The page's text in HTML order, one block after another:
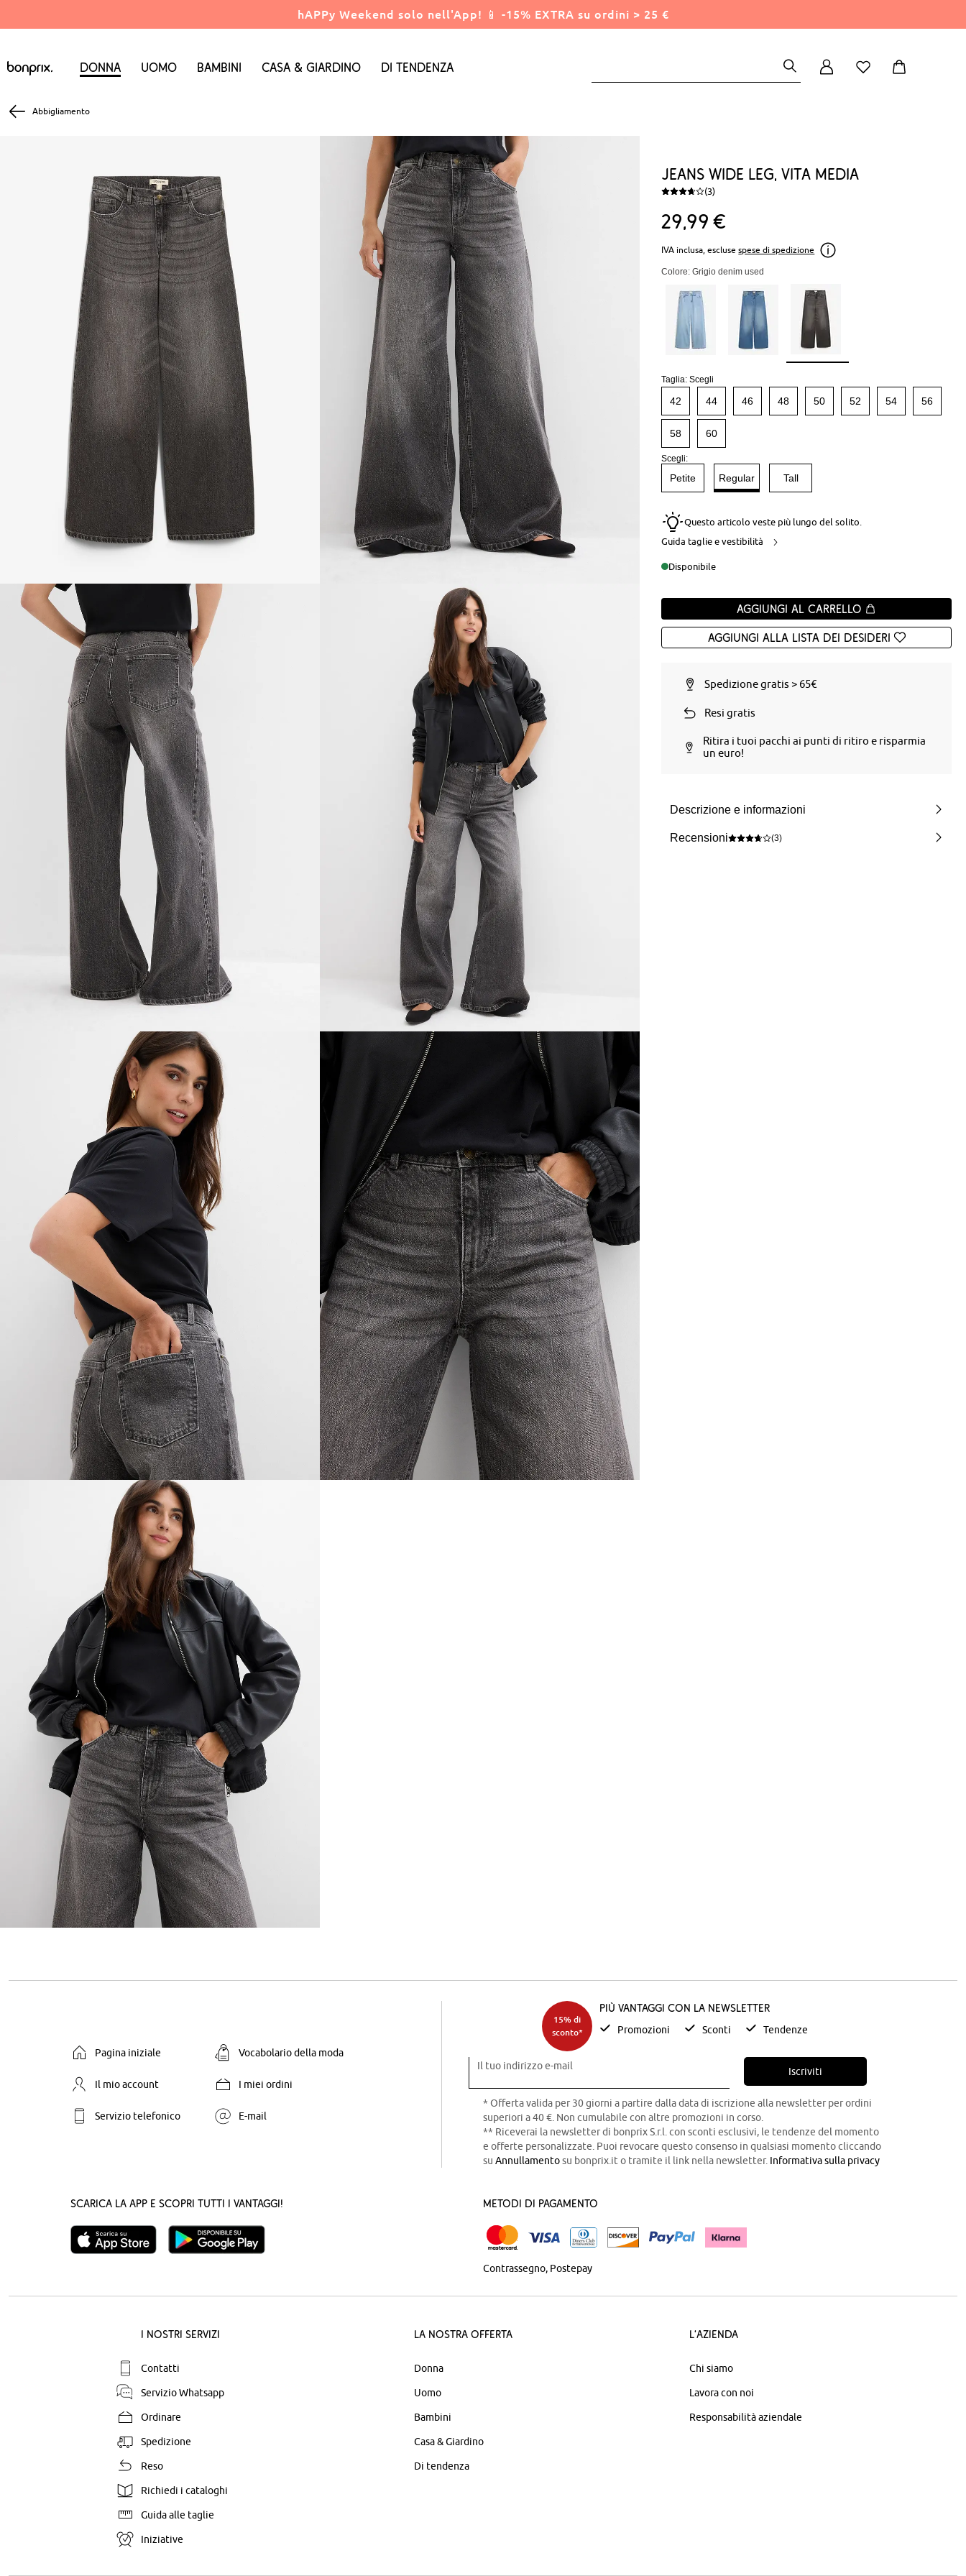
hAPPy Weekend solo nell'App! 📱 -15% EXTRA su ordini > 25 €
Donna Uomo Bambini Casa & Giardino Di tendenza
Abbigliamento
Jeans wide leg, vita media
(3)
29 99 €
IVA inclusa, escluse spese di spedizione
Colore: Grigio denim used
Taglia:Scegli
42 44 46 48 50 52 54 56
58 60
Scegli:
Petite Regular Tall
Questo articolo veste più lungo del solito.
Guida taglie e vestibilità
Disponibile
Aggiungi al carrello
Aggiungi alla Lista dei desideri
Spedizione gratis > 65€
Resi gratis
Ritira i tuoi pacchi ai punti di ritiro e risparmia
un euro!
Descrizione e informazioni
Recensioni (3)
Pagina iniziale Vocabolario della moda
Il mio account I miei ordini
Servizio telefonico E-mail
15% di
sconto*
Più vantaggi con la newsletter
Promozioni Sconti Tendenze
Il tuo indirizzo e-mail Iscriviti
* Offerta valida per 30 giorni a partire dalla data di iscrizione alla newsletter per ordini
superiori a 40 €. Non cumulabile con altre promozioni in corso.
** Riceverai la newsletter di bonprix S.r.l. con sconti esclusivi, le tendenze del momento
e offerte personalizzate. Puoi revocare questo consenso in qualsiasi momento cliccando
su Annullamentosu bonprix.it o tramite il link nella newsletter. Informativa sulla privacy
Scarica la App e scopri tutti i vantaggi! Metodi di pagamento
Contrassegno Postepay
I nostri servizi
Contatti
Servizio Whatsapp
Ordinare
Spedizione
Reso
Richiedi i cataloghi
Guida alle taglie
Iniziative
La nostra offerta
Donna
Uomo
Bambini
Casa & Giardino
Di tendenza
L'azienda
Chi siamo
Lavora con noi
Responsabilità aziendale